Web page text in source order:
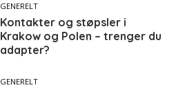
GENERELT
Kontakter og støpsler i
Krakow og Polen – trenger du
adapter?
GENERELT